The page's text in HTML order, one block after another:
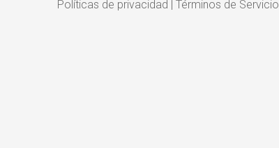
Políticas de privacidad | Términos de Servicio